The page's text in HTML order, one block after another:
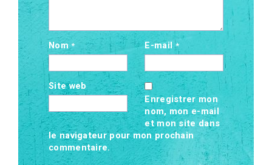
Nom* E-mail*
Site web
Enregistrer mon
nom, mon e-mail
et mon site dans
le navigateur pour mon prochain
commentaire.